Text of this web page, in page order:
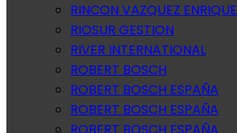
RINCON VAZQUEZ ENRIQUE
RIOSUR GESTION
RIVER INTERNATIONAL
ROBERT BOSCH
ROBERT BOSCH ESPAÑA
ROBERT BOSCH ESPAÑA